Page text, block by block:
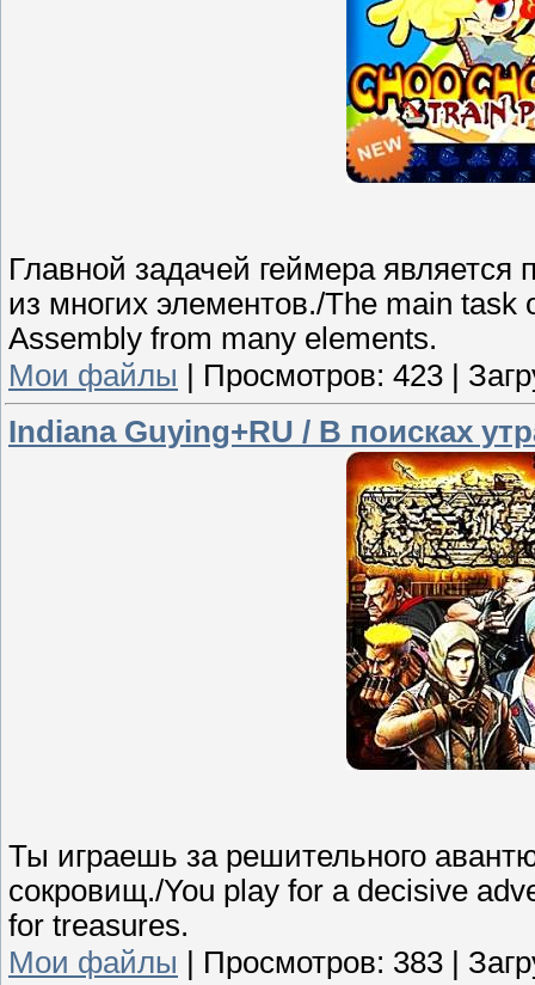
Главной задачей геймера
из многих элементов./The main
Assembly from many elements.
Мои файлы | Просмотров: 423 |
Indiana Guying+RU / В поисках
Ты играешь за решительного
сокровищ./You play for a decisive
for treasures.
Мои файлы
Просмотров: 383